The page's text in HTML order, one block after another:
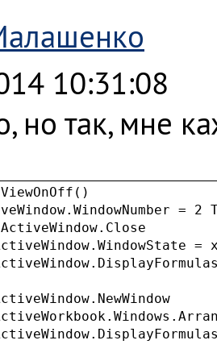
10:31:08
но так, мне
= 2
=